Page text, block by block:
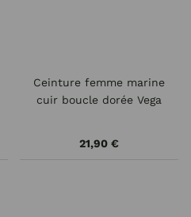
Ceinture femme marine
cuir boucle dorée Vega
21,90 €